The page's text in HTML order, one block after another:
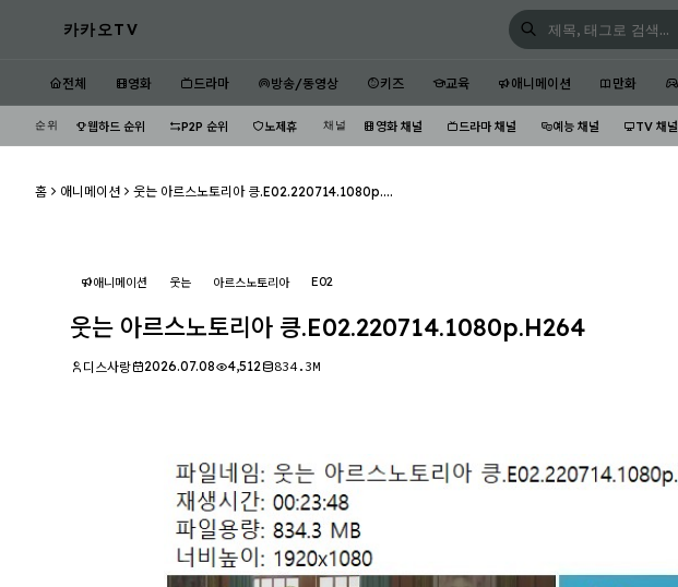
카카오TV
전체 영화 드라마 방송/동영상 키즈 교육 애니메이션 만화
순위 웹하드 순위 P2P 순위 노제휴 채널 영화 채널 드라마 채널 예능 채널 TV 채널
홈 애니메이션 웃는 아르스노토리아 킁.E02.220714.1080p....
애니메이션 웃는 아르스노토리아 E02
웃는 아르스노토리아 킁.E02.220714.1080p.H264
디스사랑 2026.07.08 4,512 834.3M